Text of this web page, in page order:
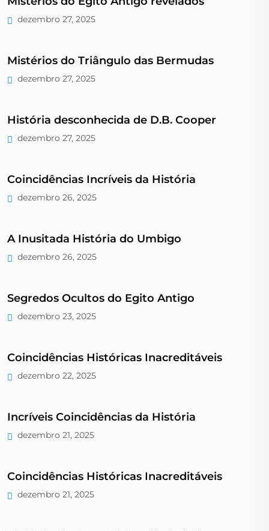
dezembro 27, 2025
Mistérios do Triângulo das Bermudas
dezembro 27, 2025
História desconhecida de D.B. Cooper
dezembro 27, 2025
Coincidências Incríveis da História
dezembro 26, 2025
A Inusitada História do Umbigo
dezembro 26, 2025
Segredos Ocultos do Egito Antigo
dezembro 23, 2025
Coincidências Históricas Inacreditáveis
dezembro 22, 2025
Incríveis Coincidências da História
dezembro 21, 2025
Coincidências Históricas Inacreditáveis
dezembro 21, 2025